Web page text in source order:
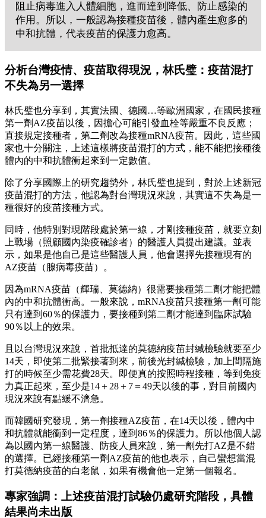
阻止病毒進入人體細胞，進而達到降低、防止感染的
作用。所以，一般認為接種疫苗後，體內產生愈多的
中和抗體，代表疫苗的保護力愈高。
分析台灣疫情、疫苗取得現況，林氏璧：疫苗混打
不失為另一選擇
林氏璧也分享到，其實法國、德國…等歐洲國家，在國民接種
第一劑AZ疫苗以後，因擔心可能引發血栓等嚴重不良反應；
直接規定接種者，第二劑改為接種mRNA疫苗。因此，這些國
家也十分關注，上述這樣將疫苗混打的方式，能不能把接種後
體內的中和抗體衝起來到一定數值。
除了分享國際上的研究趨勢外，林氏璧也提到，對於上述新冠
疫苗混打的方法，他認為對台灣現況來說，其實這不失為是一
種很好的疫苗接種方式。
同時，他特別對現階段處於第一線，才剛接種疫苗，就要立刻
上戰場（照顧國內染疫確診者）的醫護人員提出建議。並表
示，如果是他自己是這些醫護人員，他會選擇先接種現有的
AZ疫苗（腺病毒疫苗）。
因為mRNA疫苗（輝瑞、莫德納）很需要接種第二劑才能把體
內的中和抗體衝高。一般來說，mRNA疫苗只接種第一劑可能
只有達到60％的保護力，要接種到第二劑才能達到臨床試驗
90％以上的效果。
且以台灣現況來說，首批抵達的莫德納疫苗封緘檢驗就要至少
14天，即使第二批緊接著到來，前後光封緘檢驗，加上間隔施
打的時候至少需花費28天。即便真的按照時程接種，等到免疫
力真正起來，至少是14＋28＋7＝49天以後的事，對目前國內
現況來說有點緩不濟急。
而韓國研究發現，第一劑接種AZ疫苗，在14天以後，體內中
和抗體就能衝到一定程度，達到86％的保護力。所以他個人認
為以國內第一線醫護、防疫人員來說，第一劑先打AZ是不錯
的選擇。已經接種第一劑AZ疫苗的他也表示，自己蠻想當混
打莫德納疫苗的白老鼠，如果有機會他一定第一個報名。
專家強調：上述疫苗混打試驗仍處研究階段，具體
結果尚未出版